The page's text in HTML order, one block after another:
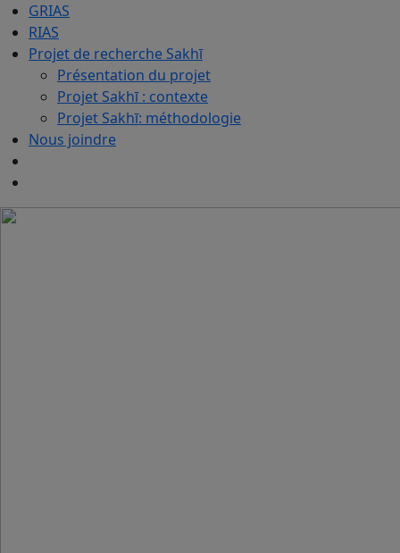
GRIAS
RIAS
Projet de recherche Sakhī
Présentation du projet
Projet Sakhī : contexte
Projet Sakhī: méthodologie
Nous joindre